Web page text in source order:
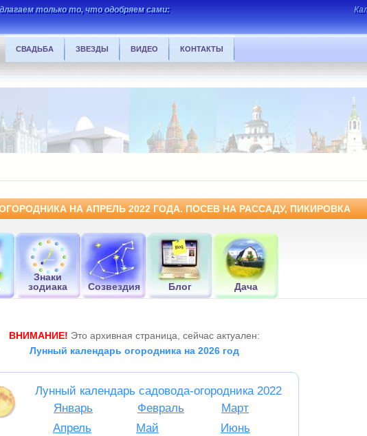
только то, что одобряем сами:
СВАДЬБА ЗВЕЗДЫ ВИДЕО КОНТАКТЫ
НА АПРЕЛЬ 2022 ГОДА. ПОСЕВ НА РАССАДУ, ПИКИРОВКА
Знаки
зодиака
Созвездия Блог Дача
ВНИМАНИЕ! Это архивная страница, сейчас актуален:
Лунный календарь огородника на 2026 год
Лунный календарь садовода-огородника 2022
Январь
Февраль
Март
Апрель
Май
Июнь